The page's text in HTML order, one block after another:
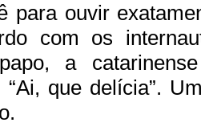
para ouvir
com os
a
“Ai, que delícia”.